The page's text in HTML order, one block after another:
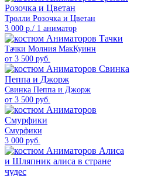
Тролли Розочка и Цветан
3 000 р./ 1 аниматор
Тачки Молния МакКуинн
от 3 500 руб.
Свинка Пеппа и Джорж
от 3 500 руб.
Смурфики
3 000 руб.